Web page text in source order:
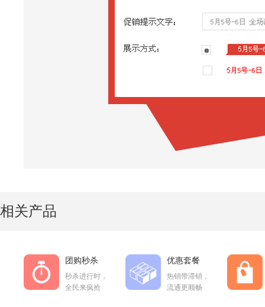
相关产品
团购秒杀
秒杀进行时，
全民来疯抢
优惠套餐
热销带滞销，
流通更顺畅